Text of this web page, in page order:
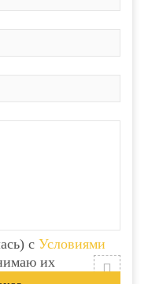
с Условиями
их